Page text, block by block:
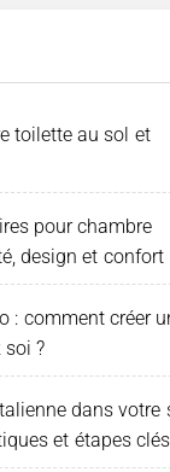
toilette au sol et
pour chambre
design et confort
: comment créer
soi ?
dans votre
et étapes clés